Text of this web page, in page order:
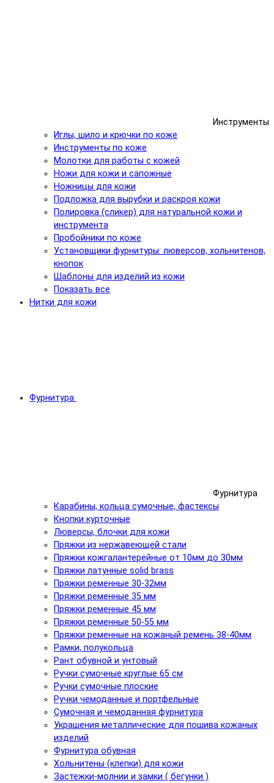
Инструменты
Иглы, шило и крючки по коже
Инструменты по коже
Молотки для работы с кожей
Ножи для кожи и сапожные
Ножницы для кожи
Подложка для вырубки и раскроя кожи
Полировка (сликер) для натуральной кожи и
инструмента
Пробойники по коже
Установщики фурнитуры: люверсов, хольнитенов,
кнопок
Шаблоны для изделий из кожи
Показать все
Нитки для кожи
Фурнитура
Фурнитура
Карабины, кольца сумочные, фастексы
Кнопки курточные
Люверсы, блочки для кожи
Пряжки из нержавеющей стали
Пряжки кожгалантерейные от 10мм до 30мм
Пряжки латунные solid brass
Пряжки ременные 30-32мм
Пряжки ременные 35 мм
Пряжки ременные 45 мм
Пряжки ременные 50-55 мм
Пряжки ременные на кожаный ремень 38-40мм
Рамки, полукольца
Рант обувной и унтовый
Ручки сумочные круглые 65 см
Ручки сумочные плоские
Ручки чемоданные и портфельные
Сумочная и чемоданная фурнитура
Украшения металлические для пошива кожаных
изделий
Фурнитура обувная
Хольнитены (клепки) для кожи
Застежки-молнии и замки ( бегунки )